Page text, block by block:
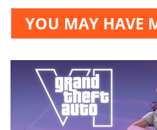
YOU MAY HAVE